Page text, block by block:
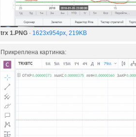
trx 1.PNG · 1623x954px, 219KB
Прикреплена картинка: